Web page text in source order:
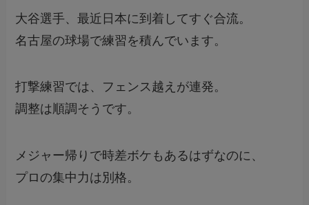
大谷選手、最近日本に到着してすぐ合流。
名古屋の球場で練習を積んでいます。
打撃練習では、フェンス越えが連発。
調整は順調そうです。
メジャー帰りで時差ボケもあるはずなのに、
プロの集中力は別格。